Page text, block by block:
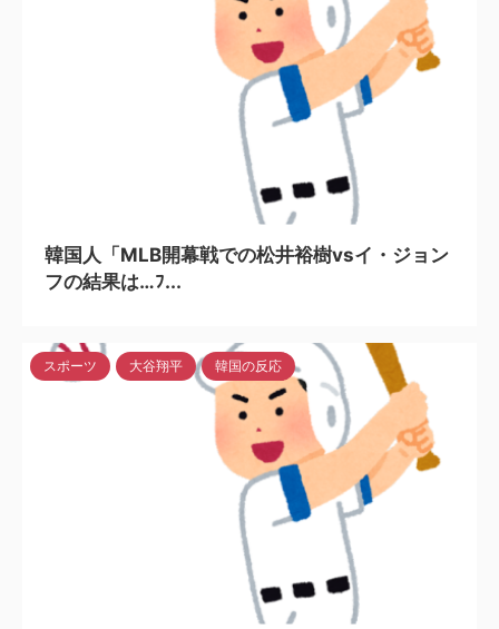
韓国人「MLB開幕戦での松井裕樹vsイ・ジョン
フの結果は…ﾌ...
スポーツ 大谷翔平 韓国の反応